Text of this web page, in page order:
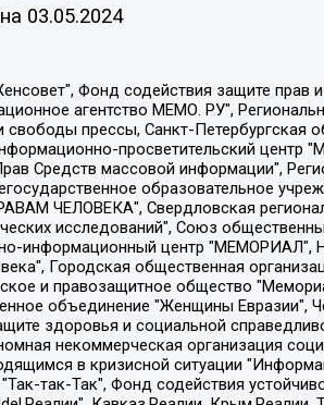
03.05.2024
2021", Общество с ограниченной ответственностью "Вега 2021", Общество с ограниченной ответственностью "Главный редактор 2021", Общество с ограниченной ответственностью "Ромашки монолит", Важенков Артем Валерьевич, Ивановская областная общественная организация "Центр гендерных исследований", Гурман Юрий Альбертович, Медиапроект "ОВД-Инфо", Егоров Владимир Владимирович, Жилинский Владимир Александрович, Общество с ограниченной ответственностью "ЗП", Иванова София Юрьевна, Карезина Инна Павловна, Кильтау Екатерина Викторовна, Петров Алексей Викторович, Пискунов Сергей Евгеньевич, Смирнов Сергей Сергеевич, Тихонов Михаил Сергеевич, Общество с ограниченной ответственностью "ЖУРНАЛИСТ-ИНОСТРАННЫЙ АГЕНТ", Арапова Галина Юрьевна, Вольтская Татьяна Анатольевна, Американская компания "Mason G.E.S. Anonymous Foundation" (США), являющаяся владельцем интернет-издания https://mnews.world/, Компания "Stichting Bellingcat", зарегистрированная в Нидерландах (дата регистрации 11.07.2018), Захаров Андрей Вячеславович, Клепиковская Екатерина Дмитриевна, Общество с ограниченной ответственностью "МЕМО", Перл Роман Александрович, Симонов Евгений Алексеевич, Соловьева Елена Анатольевна, Сотников Даниил Владимирович, Сурначева Елизавета Дмитриевна, Автономная некоммерческая организация по защите прав человека и информированию населения "Якутия – Наше Мнение", Общество с ограниченной ответственностью "Москоу диджитал медиа", с 26.01.2023 Общество с ограниченной ответственностью "Чайка Белые сады", Ветошкина Валерия Валерьевна, Заговора Максим Александрович, Межрегиональное общественное движение "Российская ЛГБТ - сеть", Оленичев Максим Владимирович, Павлов Иван Юрьевич, Скворцова Елена Сергеевна, Общество с ограниченной ответственностью "Как бы инагент", Кочетков Игорь Викторович, Общество с ограниченной ответственностью "Честные выборы", Еланчик Олег Александрович, Общество с ограниченной ответственностью "Нобелевский призыв", Гималова Регина Эмилевна, Григорьев Андрей Валерьевич, Григорьева Алина Александровна, Ассоциация по содействию защите прав призывников, альтернативнослужащих и военнослужащих "Правозащитная группа "Гражданин.Армия.Право", Хисамова Регина Фаритовна, Автономная некоммерческая организация по реализации социально-правовых программ "Лилит", Дальневосточное общественное движение "Маяк", Санкт-